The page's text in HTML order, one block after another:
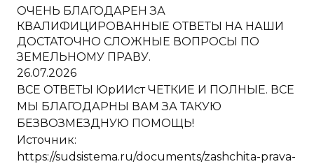
ОЧЕНЬ БЛАГОДАРЕН ЗА
КВАЛИФИЦИРОВАННЫЕ ОТВЕТЫ НА НАШИ
ДОСТАТОЧНО СЛОЖНЫЕ ВОПРОСЫ ПО
ЗЕМЕЛЬНОМУ ПРАВУ.
26.07.2026
ВСЕ ОТВЕТЫ ЮрИИст ЧЕТКИЕ И ПОЛНЫЕ. ВСЕ
МЫ БЛАГОДАРНЫ ВАМ ЗА ТАКУЮ
БЕЗВОЗМЕЗДНУЮ ПОМОЩЬ!
Источник:
https://sudsistema.ru/documents/zashchita-prava-